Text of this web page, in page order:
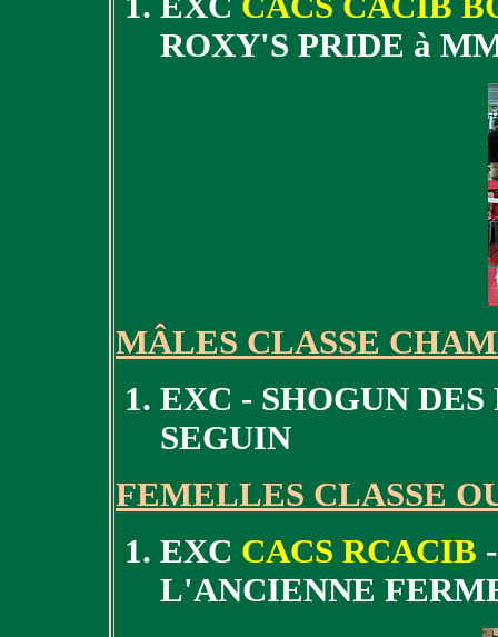
ROXY'S PRIDE à
MÂLES CLASSE
EXC - SHOGUN
SEGUIN
FEMELLES CLASSE
EXC CACS RCACIB
L'ANCIENNE